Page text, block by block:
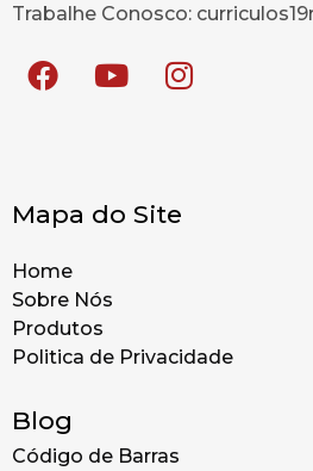
Trabalhe Conosco:
Mapa do Site
Home
Sobre Nós
Produtos
Politica de Privacidade
Blog
Código de Barras